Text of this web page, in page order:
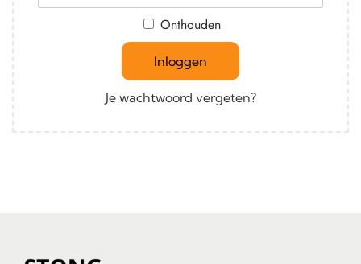
Onthouden
Inloggen
Je wachtwoord vergeten?